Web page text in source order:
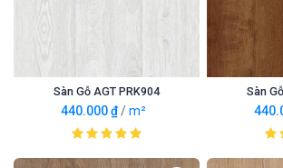
Sàn Gỗ AGT PRK904
440.000₫ /m²
Sàn